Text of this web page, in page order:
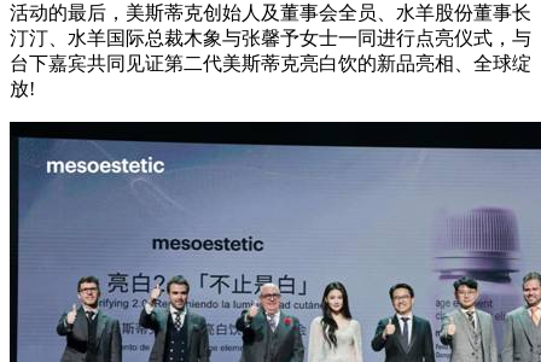
活动的最后，美斯蒂克创始人及董事会全员、水羊股份董事长
汀汀、水羊国际总裁木象与张馨予女士一同进行点亮仪式，与
台下嘉宾共同见证第二代美斯蒂克亮白饮的新品亮相、全球绽
放!